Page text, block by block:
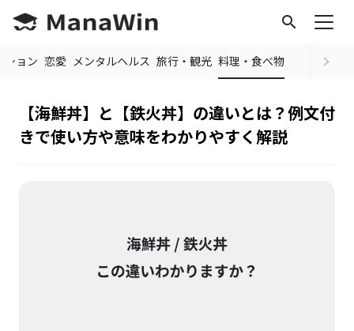
search
ション 恋愛 メンタルヘルス 旅行・観光 料理・食べ物
【海鮮丼】と【鉄火丼】の違いとは？例文付
きで使い方や意味をわかりやすく解説